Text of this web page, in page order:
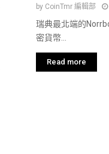
by CoinTmr 編輯部
瑞典最北端的
密貨幣...
Read more